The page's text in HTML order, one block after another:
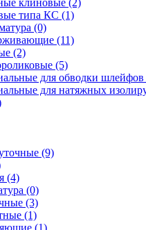
клиновые (2)
типа КС (1)
(0)
(11)
(2)
(5)
для обводки шлейфов
для натяжных
(9)
(4)
(0)
(3)
(1)